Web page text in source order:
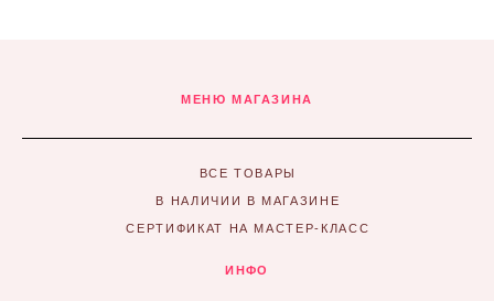
МЕНЮ МАГАЗИНА
ВСЕ ТОВАРЫ
В НАЛИЧИИ В МАГАЗИНЕ
СЕРТИФИКАТ НА МАСТЕР-КЛАСС
ИНФО